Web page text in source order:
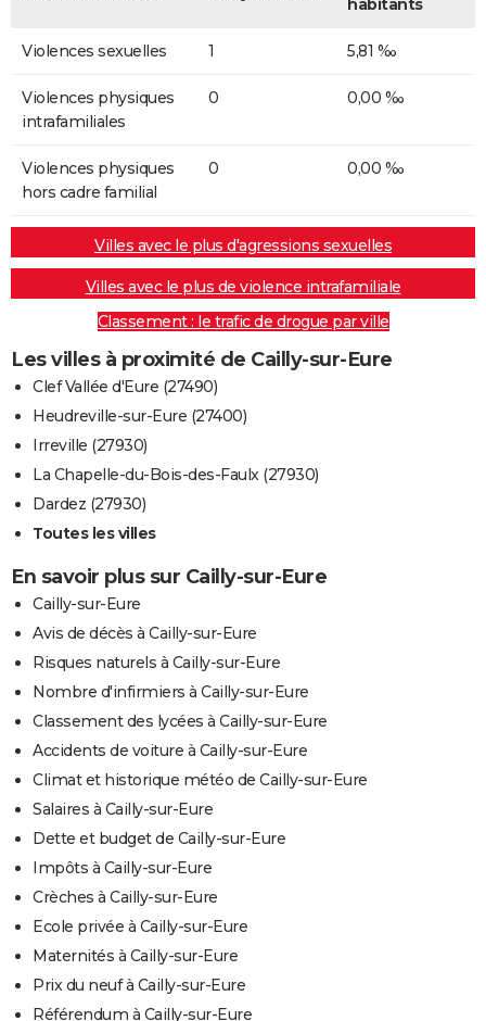
habitants
Violences sexuelles 1 5,81 ‰
Violences physiques
intrafamiliales
0 0,00 ‰
Violences physiques
hors cadre familial
0 0,00 ‰
Villes avec le plus d'agressions sexuelles
Villes avec le plus de violence intrafamiliale
Classement : le trafic de drogue par ville
Les villes à proximité de Cailly-sur-Eure
Clef Vallée d'Eure (27490)
Heudreville-sur-Eure (27400)
Irreville (27930)
La Chapelle-du-Bois-des-Faulx (27930)
Dardez (27930)
Toutes les villes
En savoir plus sur Cailly-sur-Eure
Cailly-sur-Eure
Avis de décès à Cailly-sur-Eure
Risques naturels à Cailly-sur-Eure
Nombre d'infirmiers à Cailly-sur-Eure
Classement des lycées à Cailly-sur-Eure
Accidents de voiture à Cailly-sur-Eure
Climat et historique météo de Cailly-sur-Eure
Salaires à Cailly-sur-Eure
Dette et budget de Cailly-sur-Eure
Impôts à Cailly-sur-Eure
Crèches à Cailly-sur-Eure
Ecole privée à Cailly-sur-Eure
Maternités à Cailly-sur-Eure
Prix du neuf à Cailly-sur-Eure
Référendum à Cailly-sur-Eure